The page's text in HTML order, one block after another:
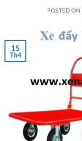
POSTED ON
15
Th4